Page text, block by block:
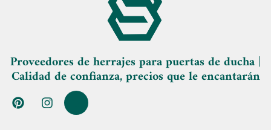
Proveedores de herrajes para puertas de ducha |
Calidad de confianza, precios que le encantarán